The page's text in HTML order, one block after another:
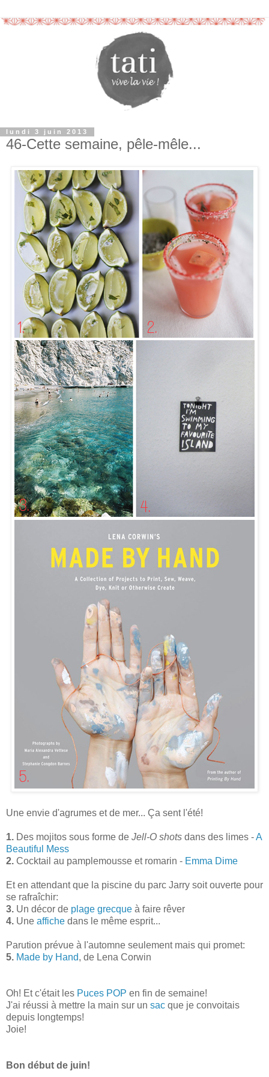
lundi 3 juin 2013
46-Cette semaine, pêle-mêle...
Une envie d'agrumes et de mer... Ça sent l'été!
1. Des mojitos sous forme de Jell-O shots dans des limes -A
Beautiful Mess
2. Cocktail au pamplemousse et romarin - Emma Dime
Et en attendant que la piscine du parc Jarry soit ouverte pour
se rafraîchir:
3. Un décor de plage grecque à faire rêver
4. Une affiche dans le même esprit...
Parution prévue à l'automne seulement mais qui promet:
5. Made by Hand, de Lena Corwin
Oh! Et c'était les Puces POP en fin de semaine!
J'ai réussi à mettre la main sur un sac que je convoitais
depuis longtemps!
Joie!
Bon début de juin!